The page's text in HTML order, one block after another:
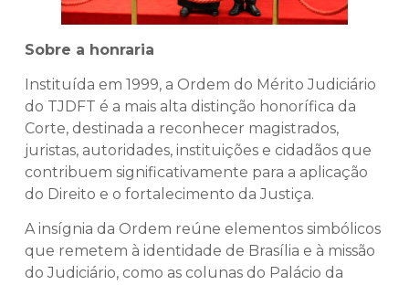
Sobre a honraria
Instituída em 1999, a Ordem do Mérito Judiciário
do TJDFT é a mais alta distinção honorífica da
Corte, destinada a reconhecer magistrados,
juristas, autoridades, instituições e cidadãos que
contribuem significativamente para a aplicação
do Direito e o fortalecimento da Justiça.
A insígnia da Ordem reúne elementos simbólicos
que remetem à identidade de Brasília e à missão
do Judiciário, como as colunas do Palácio da